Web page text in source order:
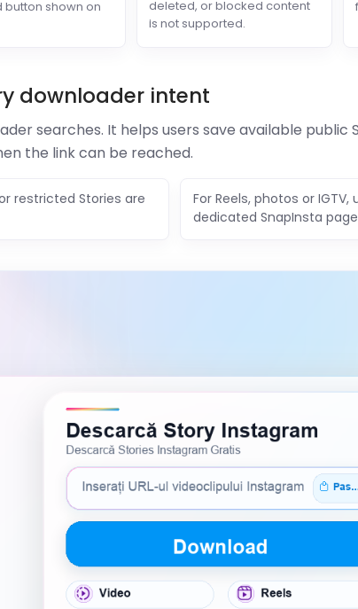
button shown on
deleted, or blocked content
is not supported.
downloader intent
searches. It helps users save available public
the link can be reached.
restricted Stories are
For Reels, photos or IGTV,
dedicated SnapInsta